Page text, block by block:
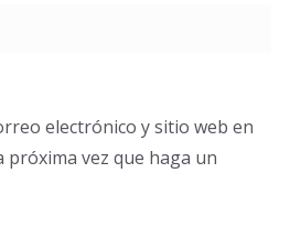
electrónico y sitio web en
vez que haga un